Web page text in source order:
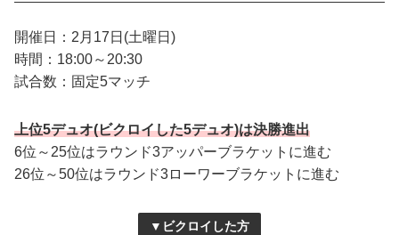
開催日：2月17日(土曜日)
時間：18:00～20:30
試合数：固定5マッチ
上位5デュオ(ビクロイした5デュオ)は決勝進出
6位～25位はラウンド3アッパーブラケットに進む
26位～50位はラウンド3ローワーブラケットに進む
▼ビクロイした方